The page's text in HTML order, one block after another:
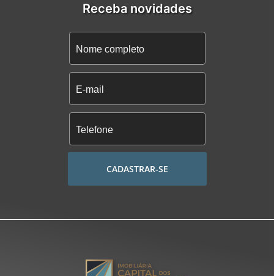
Receba novidades
CADASTRAR-SE